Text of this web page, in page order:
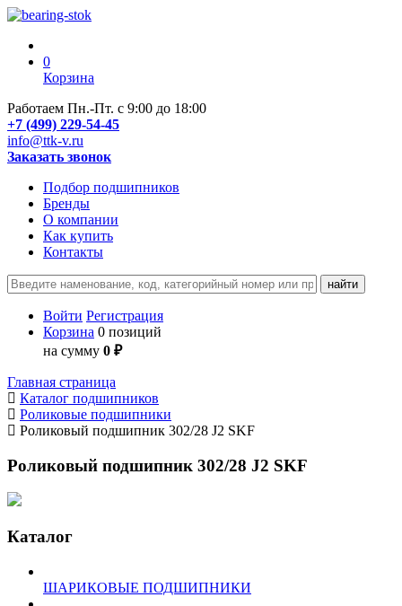
0
Корзина
Работаем Пн.-Пт. с 9:00 до 18:00
+7 (499) 229-54-45
info@ttk-v.ru
Заказать звонок
Подбор подшипников
Бренды
О компании
Как купить
Контакты
Войти Регистрация
Корзина 0 позиций
на сумму 0 ₽
Главная страница
Каталог подшипников
Роликовые подшипники
Роликовый подшипник 302/28 J2 SKF
Роликовый подшипник 302/28 J2 SKF
Каталог
ШАРИКОВЫЕ ПОДШИПНИКИ